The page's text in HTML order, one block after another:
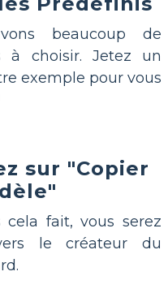
beaucoup de
à choisir. Jetez un
exemple pour vous
sur "Copier
cela fait, vous serez
le créateur du